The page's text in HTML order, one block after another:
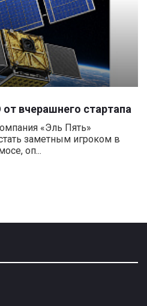
вчерашнего стартапа
«Эль Пять»
заметным игроком в
оп...